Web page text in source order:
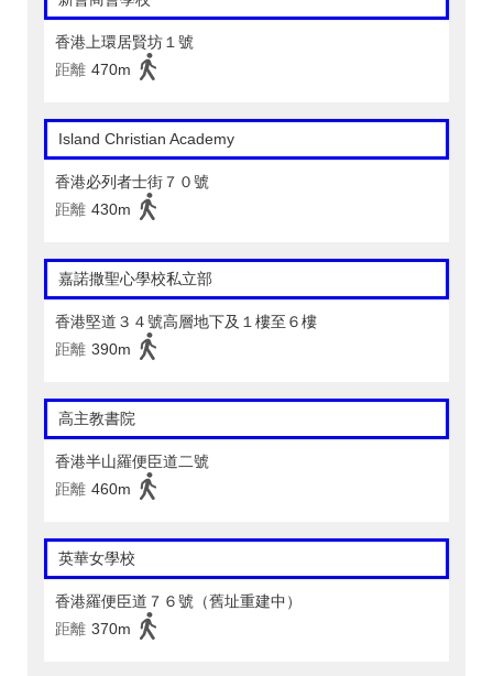
香港上環居賢坊１號
距離 470m
Island Christian Academy
香港必列者士街７０號
距離 430m
嘉諾撒聖心學校私立部
香港堅道３４號高層地下及１樓至６樓
距離 390m
高主教書院
香港半山羅便臣道二號
距離 460m
英華女學校
香港羅便臣道７６號（舊址重建中）
距離 370m